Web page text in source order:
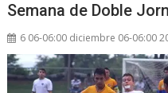
Semana de Doble
6 06-06:00 diciembre 06-06:00